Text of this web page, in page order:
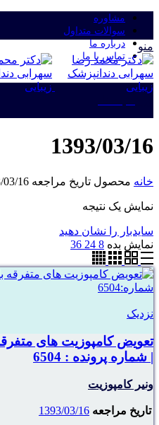
مشاوره
سوالات متداول
درباره ما
تماس با ما
منو
1393/03/16
خانه محصول تاریخ مراجعه
نمایش یک نتیجه
سایدبار را نشان دهید
نمایش بده 8
24
36
نزدیک
تعویض کامپوزیت های
| شماره پرونده : 6504
ونیر کامپوزیت
تاریخ مراجعه 1393/03/16